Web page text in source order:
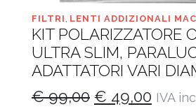
FILTRI , LENTI ADDIZIONALI
KIT POLARIZZATORE
ULTRA SLIM,
ADATTATORI VARI
€99,00 Il
€ 49,00 IlIVA